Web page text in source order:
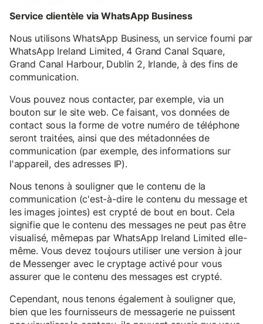
Service clientèle via WhatsApp Business
Nous utilisons WhatsApp Business, un service fourni par
WhatsApp Ireland Limited, 4 Grand Canal Square,
Grand Canal Harbour, Dublin 2, Irlande, à des fins de
communication.
Vous pouvez nous contacter, par exemple, via un
bouton sur le site web. Ce faisant, vos données de
contact sous la forme de votre numéro de téléphone
seront traitées, ainsi que des métadonnées de
communication (par exemple, des informations sur
l'appareil, des adresses IP).
Nous tenons à souligner que le contenu de la
communication (c'est-à-dire le contenu du message et
les images jointes) est crypté de bout en bout. Cela
signifie que le contenu des messages ne peut pas être
visualisé, mêmepas par WhatsApp Ireland Limited elle-
même. Vous devez toujours utiliser une version à jour
de Messenger avec le cryptage activé pour vous
assurer que le contenu des messages est crypté.
Cependant, nous tenons également à souligner que,
bien que les fournisseurs de messagerie ne puissent